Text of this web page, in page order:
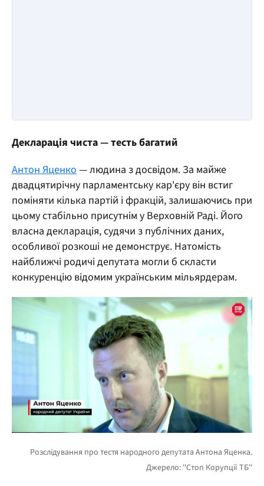
Декларація чиста — тесть багатий
Антон Яценко— людина з досвідом. За майже
двадцятирічну парламентську кар'єру він встиг
поміняти кілька партій і фракцій, залишаючись при
цьому стабільно присутнім у Верховній Раді. Його
власна декларація, судячи з публічних даних,
особливої розкоші не демонструє. Натомість
найближчі родичі депутата могли б скласти
конкуренцію відомим українським мільярдерам.